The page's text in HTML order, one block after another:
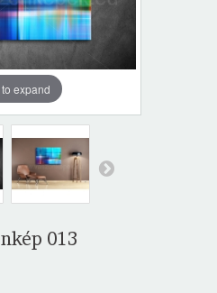
expand
013